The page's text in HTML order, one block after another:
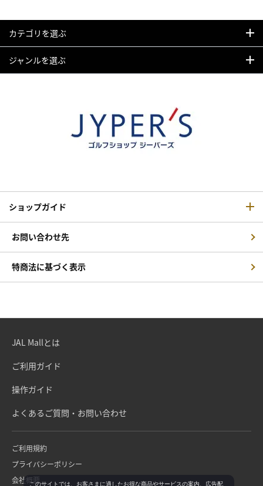
カテゴリを選ぶ
ジャンルを選ぶ
ショップガイド
お問い合わせ先
特商法に基づく表示
JAL Mallとは
ご利用ガイド
操作ガイド
よくあるご質問・お問い合わせ
ご利用規約
プライバシーポリシー
会社概要このサイトでは、お客さまに適したお得な商品やサービスの案内、広告配